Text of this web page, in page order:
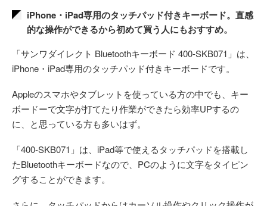
iPhone・iPad専用のタッチパッド付きキーボード。直感
的な操作ができるから初めて買う人にもおすすめ。
「サンワダイレクト Bluetoothキーボード 400-SKB071」は、
iPhone・iPad専用のタッチパッド付きキーボードです。
Appleのスマホやタブレットを使っている方の中でも、キー
ボードーで文字が打てたり作業ができたら効率UPするの
に、と思っている方も多いはず。
「400-SKB071」は、iPad等で使えるタッチパッドを搭載し
たBluetoothキーボードなので、PCのように文字をタイピン
グすることができます。